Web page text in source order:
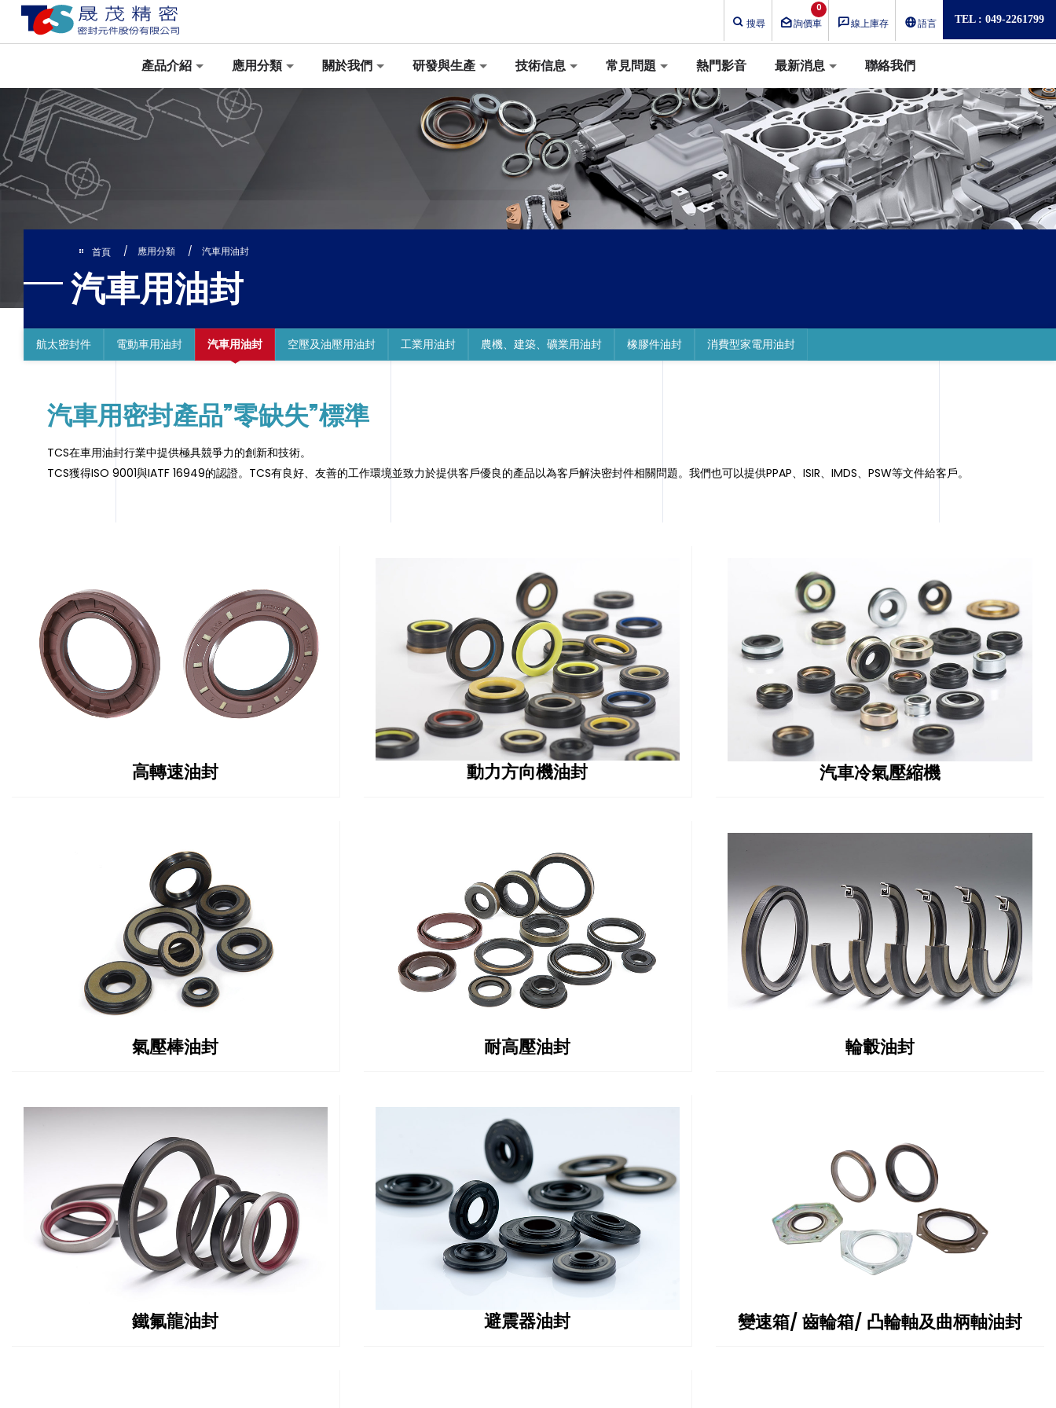
搜尋
0
詢價車 線上庫存 語言 TEL : 049-2261799
產品介紹 應用分類 關於我們 研發與生產 技術信息 常見問題 熱門影音 最新消息 聯絡我們
首頁 應用分類 汽車用油封
汽車用油封
航太密封件 電動車用油封 汽車用油封 空壓及油壓用油封 工業用油封 農機、建築、礦業用油封 橡膠件油封 消費型家電用油封
汽車用密封產品”零缺失”標準
TCS在車用油封行業中提供極具競爭力的創新和技術。
TCS獲得ISO 9001與IATF 16949的認證。TCS有良好、友善的工作環境並致力於提供客戶優良的產品以為客戶解決密封件相關問題。我們也可以提供PPAP、ISIR、IMDS、PSW等文件給客戶。
高轉速油封 動力方向機油封 汽車冷氣壓縮機
氣壓棒油封 耐高壓油封 輪轂油封
鐵氟龍油封 避震器油封 變速箱/ 齒輪箱/ 凸輪軸及曲柄軸油封
Cookie管理面板